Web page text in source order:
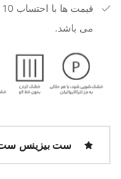
می باشد.
ست بیزینس